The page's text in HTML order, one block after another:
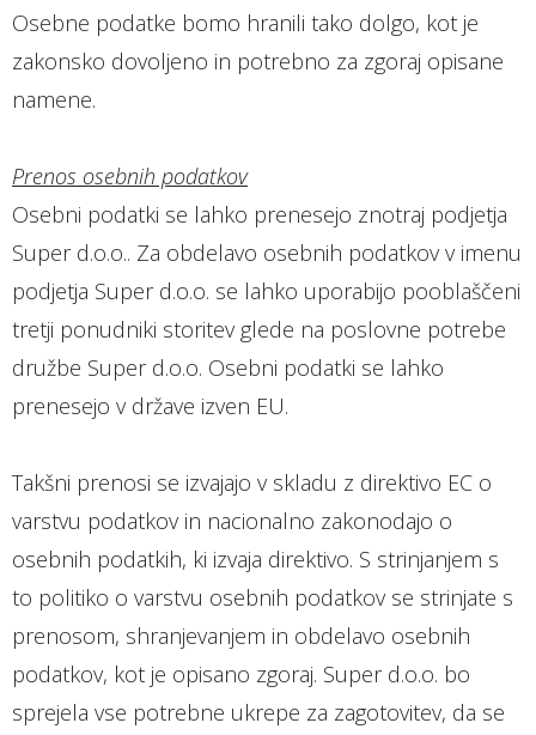
Osebne podatke bomo hranili tako dolgo, kot je
zakonsko dovoljeno in potrebno za zgoraj opisane
namene.
Prenos osebnih podatkov
Osebni podatki se lahko prenesejo znotraj podjetja
Super d.o.o.. Za obdelavo osebnih podatkov v imenu
podjetja Super d.o.o. se lahko uporabijo pooblaščeni
tretji ponudniki storitev glede na poslovne potrebe
družbe Super d.o.o. Osebni podatki se lahko
prenesejo v države izven EU.
Takšni prenosi se izvajajo v skladu z direktivo EC o
varstvu podatkov in nacionalno zakonodajo o
osebnih podatkih, ki izvaja direktivo. S strinjanjem s
to politiko o varstvu osebnih podatkov se strinjate s
prenosom, shranjevanjem in obdelavo osebnih
podatkov, kot je opisano zgoraj. Super d.o.o. bo
sprejela vse potrebne ukrepe za zagotovitev, da se